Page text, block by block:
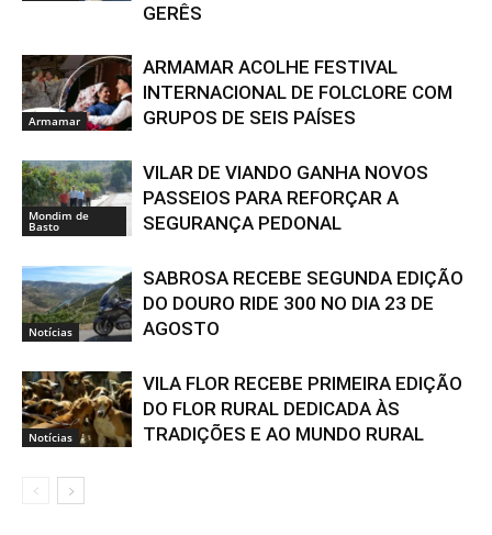
GERÊS
Armamar
ARMAMAR ACOLHE FESTIVAL
INTERNACIONAL DE FOLCLORE COM
GRUPOS DE SEIS PAÍSES
Mondim de
Basto
VILAR DE VIANDO GANHA NOVOS
PASSEIOS PARA REFORÇAR A
SEGURANÇA PEDONAL
Notícias
SABROSA RECEBE SEGUNDA EDIÇÃO
DO DOURO RIDE 300 NO DIA 23 DE
AGOSTO
Notícias
VILA FLOR RECEBE PRIMEIRA EDIÇÃO
DO FLOR RURAL DEDICADA ÀS
TRADIÇÕES E AO MUNDO RURAL